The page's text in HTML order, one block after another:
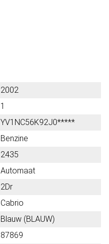
2002
1
YV1NC56K92J0*****
Benzine
2435
Automaat
2Dr
Cabrio
Blauw (BLAUW)
87869